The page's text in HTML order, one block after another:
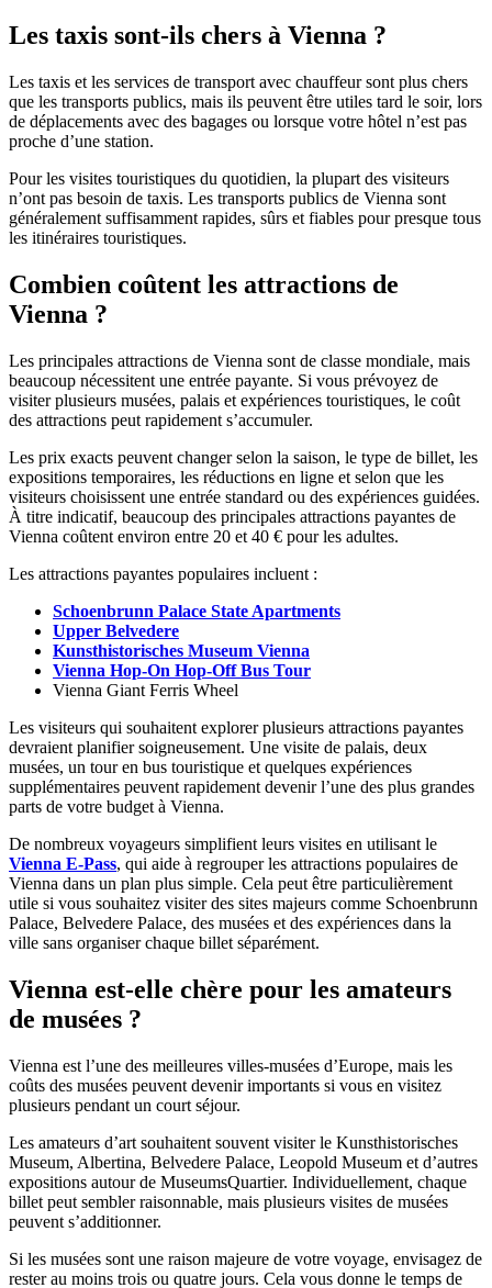
Les taxis sont-ils chers à Vienna ?
Les taxis et les services de transport avec chauffeur sont plus chers
que les transports publics, mais ils peuvent être utiles tard le soir, lors
de déplacements avec des bagages ou lorsque votre hôtel n’est pas
proche d’une station.
Pour les visites touristiques du quotidien, la plupart des visiteurs
n’ont pas besoin de taxis. Les transports publics de Vienna sont
généralement suffisamment rapides, sûrs et fiables pour presque tous
les itinéraires touristiques.
Combien coûtent les attractions de
Vienna ?
Les principales attractions de Vienna sont de classe mondiale, mais
beaucoup nécessitent une entrée payante. Si vous prévoyez de
visiter plusieurs musées, palais et expériences touristiques, le coût
des attractions peut rapidement s’accumuler.
Les prix exacts peuvent changer selon la saison, le type de billet, les
expositions temporaires, les réductions en ligne et selon que les
visiteurs choisissent une entrée standard ou des expériences guidées.
À titre indicatif, beaucoup des principales attractions payantes de
Vienna coûtent environ entre 20 et 40 € pour les adultes.
Les attractions payantes populaires incluent :
Schoenbrunn Palace State Apartments
Upper Belvedere
Kunsthistorisches Museum Vienna
Vienna Hop-On Hop-Off Bus Tour
Vienna Giant Ferris Wheel
Les visiteurs qui souhaitent explorer plusieurs attractions payantes
devraient planifier soigneusement. Une visite de palais, deux
musées, un tour en bus touristique et quelques expériences
supplémentaires peuvent rapidement devenir l’une des plus grandes
parts de votre budget à Vienna.
De nombreux voyageurs simplifient leurs visites en utilisant le
Vienna E-Pass, qui aide à regrouper les attractions populaires de
Vienna dans un plan plus simple. Cela peut être particulièrement
utile si vous souhaitez visiter des sites majeurs comme Schoenbrunn
Palace, Belvedere Palace, des musées et des expériences dans la
ville sans organiser chaque billet séparément.
Vienna est-elle chère pour les amateurs
de musées ?
Vienna est l’une des meilleures villes-musées d’Europe, mais les
coûts des musées peuvent devenir importants si vous en visitez
plusieurs pendant un court séjour.
Les amateurs d’art souhaitent souvent visiter le Kunsthistorisches
Museum, Albertina, Belvedere Palace, Leopold Museum et d’autres
expositions autour de MuseumsQuartier. Individuellement, chaque
billet peut sembler raisonnable, mais plusieurs visites de musées
peuvent s’additionner.
Si les musées sont une raison majeure de votre voyage, envisagez de
rester au moins trois ou quatre jours. Cela vous donne le temps de